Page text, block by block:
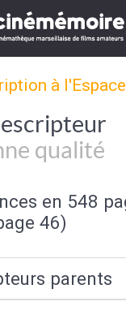
à
qualité
en 548
46)
parents